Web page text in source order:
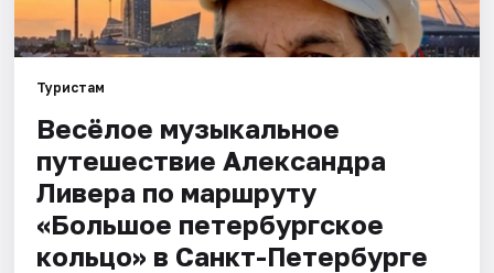
События
Города
Площадки
Артисты
Туристам
Весёлое музыкальное
путешествие Александра
Ливера по маршруту
«Большое петербургское
кольцо» в Санкт-Петербурге